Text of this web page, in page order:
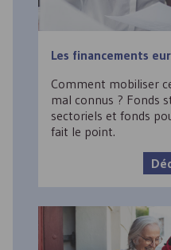
Les financements
Comment mobiliser
mal connus ? Fonds
sectoriels et fonds
fait le point.